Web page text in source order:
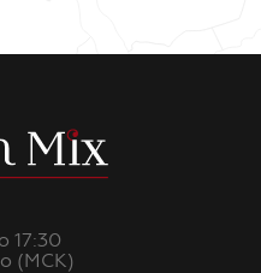
17:30
(МСК)